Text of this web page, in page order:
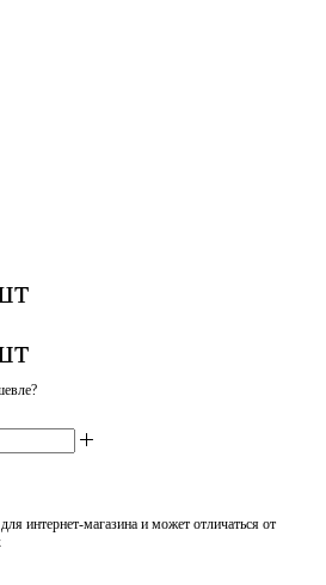
интернет-магазина и может отличаться от